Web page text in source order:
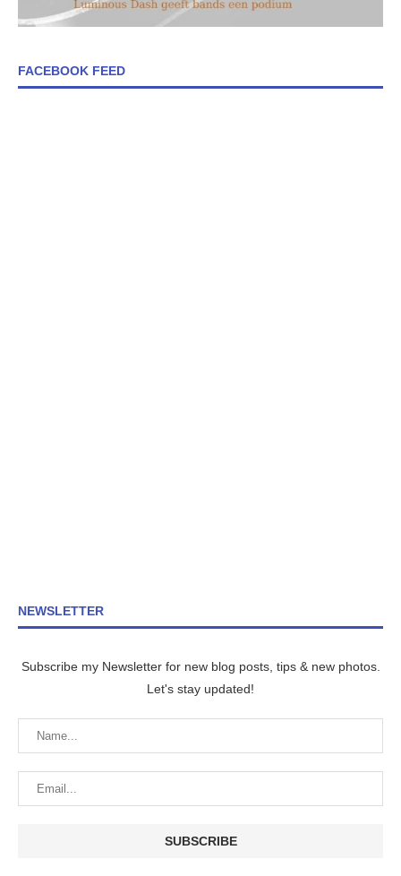
FACEBOOK FEED
NEWSLETTER
Subscribe my Newsletter for new blog posts, tips & new photos.
Let's stay updated!